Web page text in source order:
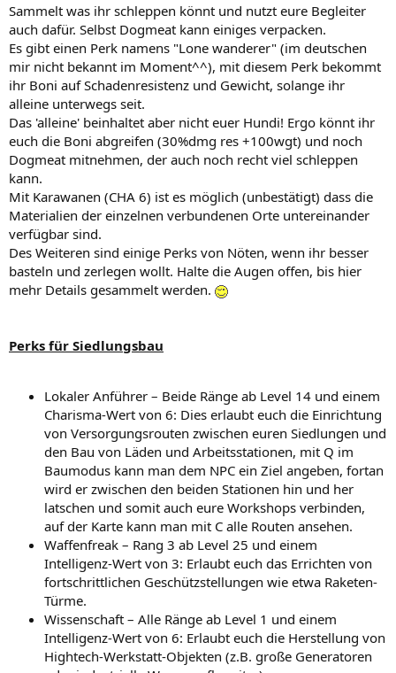
Sammelt was ihr schleppen könnt und nutzt eure Begleiter
auch dafür. Selbst Dogmeat kann einiges verpacken.
Es gibt einen Perk namens "Lone wanderer" (im deutschen
mir nicht bekannt im Moment^^), mit diesem Perk bekommt
ihr Boni auf Schadenresistenz und Gewicht, solange ihr
alleine unterwegs seit.
Das 'alleine' beinhaltet aber nicht euer Hundi! Ergo könnt ihr
euch die Boni abgreifen (30%dmg res +100wgt) und noch
Dogmeat mitnehmen, der auch noch recht viel schleppen
kann.
Mit Karawanen (CHA 6) ist es möglich (unbestätigt) dass die
Materialien der einzelnen verbundenen Orte untereinander
verfügbar sind.
Des Weiteren sind einige Perks von Nöten, wenn ihr besser
basteln und zerlegen wollt. Halte die Augen offen, bis hier
mehr Details gesammelt werden.
Perks für Siedlungsbau
Lokaler Anführer – Beide Ränge ab Level 14 und einem
Charisma-Wert von 6: Dies erlaubt euch die Einrichtung
von Versorgungsrouten zwischen euren Siedlungen und
den Bau von Läden und Arbeitsstationen, mit Q im
Baumodus kann man dem NPC ein Ziel angeben, fortan
wird er zwischen den beiden Stationen hin und her
latschen und somit auch eure Workshops verbinden,
auf der Karte kann man mit C alle Routen ansehen.
Waffenfreak – Rang 3 ab Level 25 und einem
Intelligenz-Wert von 3: Erlaubt euch das Errichten von
fortschrittlichen Geschützstellungen wie etwa Raketen-
Türme.
Wissenschaft – Alle Ränge ab Level 1 und einem
Intelligenz-Wert von 6: Erlaubt euch die Herstellung von
Hightech-Werkstatt-Objekten (z.B. große Generatoren